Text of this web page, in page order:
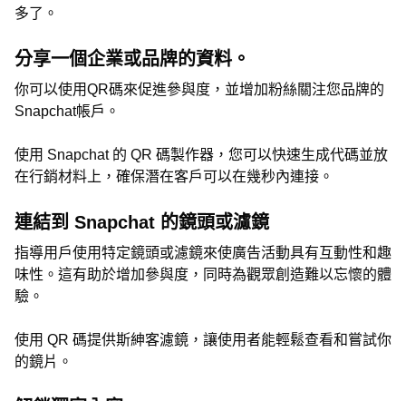
多了。
分享一個企業或品牌的資料。
你可以使用QR碼來促進參與度，並增加粉絲關注您品牌的
Snapchat帳戶。
使用 Snapchat 的 QR 碼製作器，您可以快速生成代碼並放
在行銷材料上，確保潛在客戶可以在幾秒內連接。
連結到 Snapchat 的鏡頭或濾鏡
指導用戶使用特定鏡頭或濾鏡來使廣告活動具有互動性和趣
味性。這有助於增加參與度，同時為觀眾創造難以忘懷的體
驗。
使用 QR 碼提供斯紳客濾鏡，讓使用者能輕鬆查看和嘗試你
的鏡片。